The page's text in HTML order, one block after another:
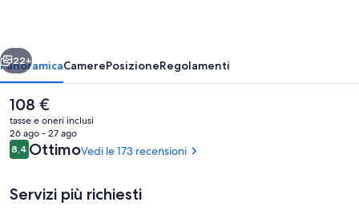
Avanti
22+
PanoramicaCamerePosizioneRegolamenti
Il
prezzo
attuale
è
108 €
108 €
tasse e oneri inclusi
26 ago - 27 ago
Recensioni
8,48,4 su 10
OttimoVedi le 173 recensioni
Servizi più richiesti